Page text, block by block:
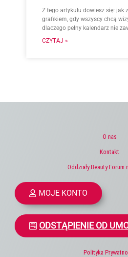
Z tego artykułu dowiesz się: jak
grafikiem, gdy wszyscy chcą
dlaczego pełny kalendarz nie
CZYTAJ »
O nas
Kontakt
Oddziały Beauty Forum
MOJE KONTO
ODSTĄPIENIE OD
Polityka